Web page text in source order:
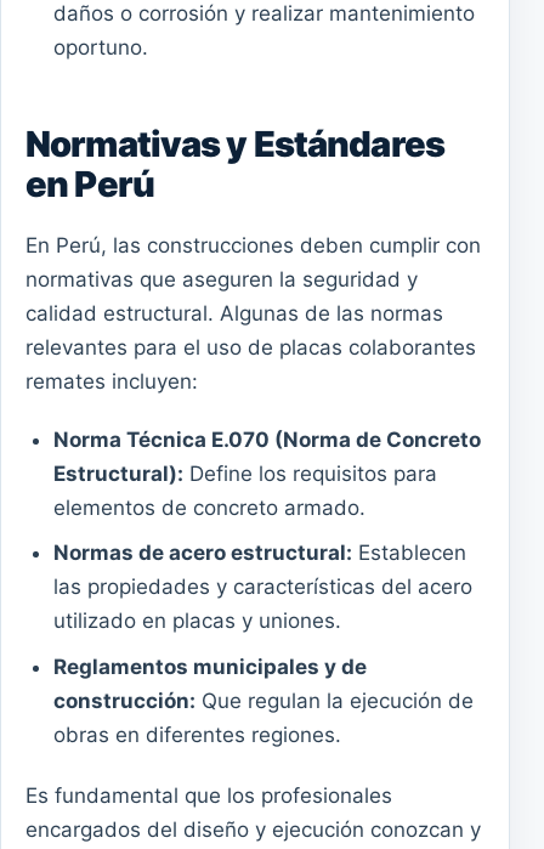
daños o corrosión y realizar mantenimiento
oportuno.
Normativas y Estándares
en Perú
En Perú, las construcciones deben cumplir con
normativas que aseguren la seguridad y
calidad estructural. Algunas de las normas
relevantes para el uso de placas colaborantes
remates incluyen:
Norma Técnica E.070 (Norma de Concreto
Estructural): Define los requisitos para
elementos de concreto armado.
Normas de acero estructural: Establecen
las propiedades y características del acero
utilizado en placas y uniones.
Reglamentos municipales y de
construcción: Que regulan la ejecución de
obras en diferentes regiones.
Es fundamental que los profesionales
encargados del diseño y ejecución conozcan y